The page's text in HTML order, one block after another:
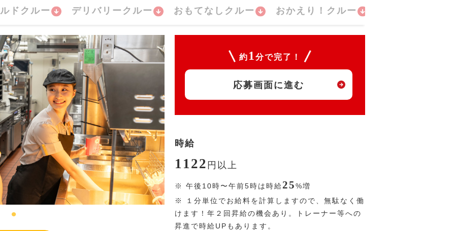
ドクルー デリバリークルー おもてなしクルー おかえり！クルー
約 1 分で完了！
応募画面に進む
時給
1122 円 以上
※ 午後10時〜午前5時は時給25%増
※
１分単位でお給料を計算しますので、無駄なく働
けます！年２回昇給の機会あり。トレーナー等への
昇進で時給UPもあります。